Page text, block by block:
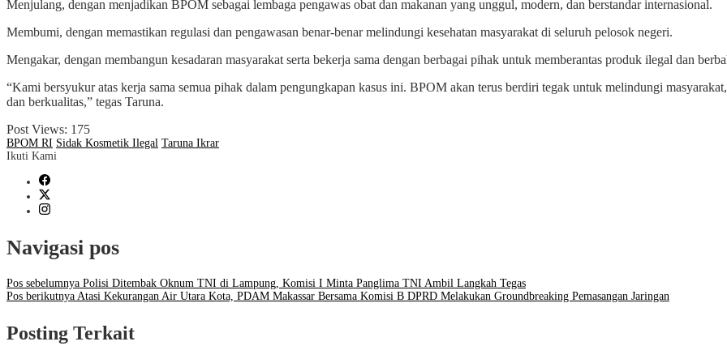
Menjulang, dengan menjadikan BPOM sebagai lembaga pengawas obat dan makanan yang unggul, modern, dan berstandar internasional.
Membumi, dengan memastikan regulasi dan pengawasan benar-benar melindungi kesehatan masyarakat di seluruh pelosok negeri.
Mengakar, dengan membangun kesadaran masyarakat serta bekerja sama dengan berbagai pihak untuk memberantas produk ilegal dan
“Kami bersyukur atas kerja sama semua pihak dalam pengungkapan kasus ini. BPOM akan terus berdiri tegak untuk melindungi
dan berkualitas,” tegas Taruna.
Post Views: 175
BPOM RI Sidak Kosmetik Ilegal Taruna Ikrar
Ikuti Kami
Navigasi pos
Pos sebelumnya Polisi Ditembak Oknum TNI di Lampung, Komisi I Minta Panglima TNI Ambil Langkah Tegas
Pos berikutnya Atasi Kekurangan Air Utara Kota, PDAM Makassar Bersama Komisi B DPRD Melakukan Groundbreaking Pemasangan Jaringan
Posting Terkait